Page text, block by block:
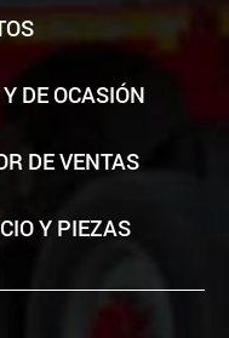
DE OCASIÓN
DE VENTAS
Y PIEZAS